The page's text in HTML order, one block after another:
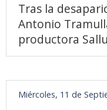
Tras la
Antonio
productora
Miércoles, 11 de